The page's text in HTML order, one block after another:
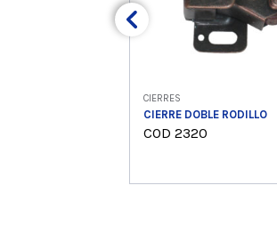
CIERRES
CIERRE DOBLE RODILLO
COD 2320